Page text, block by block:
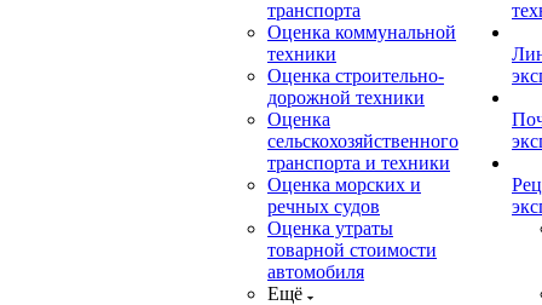
транспорта
Оценка коммунальной
техники
Оценка строительно-
дорожной техники
Оценка
сельскохозяйственного
транспорта и техники
Оценка морских и
речных судов
Оценка утраты
товарной стоимости
автомобиля
Ещё